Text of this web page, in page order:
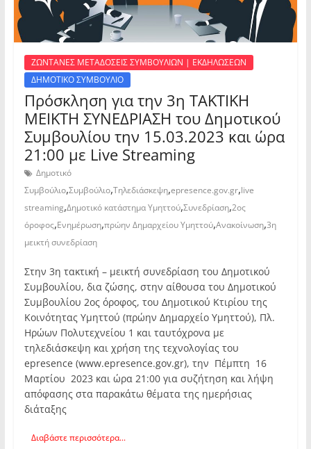
ΖΩΝΤΑΝΕΣ ΜΕΤΑΔΟΣΕΙΣ ΣΥΜΒΟΥΛΙΩΝ | ΕΚΔΗΛΩΣΕΩΝ
ΔΗΜΟΤΙΚΟ ΣΥΜΒΟΥΛΙΟ
Πρόσκληση για την 3η ΤΑΚΤΙΚΗ
ΜΕΙΚΤΗ ΣΥΝΕΔΡΙΑΣΗ του Δημοτικού
Συμβουλίου την 15.03.2023 και ώρα
21:00 με Live Streaming
Δημοτικό
Συμβούλιο,Συμβούλιο,Τηλεδιάσκεψη,epresence.gov.gr,live
streaming,Δημοτικό κατάστημα Υμηττού,Συνεδρίαση,2ος
όροφος,Ενημέρωση,πρώην Δημαρχείου Υμηττού,Ανακοίνωση,3η
μεικτή συνεδρίαση
Στην 3η τακτική – μεικτή συνεδρίαση του Δημοτικού
Συμβουλίου, δια ζώσης, στην αίθουσα του Δημοτικού
Συμβουλίου 2ος όροφος, του Δημοτικού Κτιρίου της
Κοινότητας Υμηττού (πρώην Δημαρχείο Υμηττού), Πλ.
Ηρώων Πολυτεχνείου 1 και ταυτόχρονα με
τηλεδιάσκεψη και χρήση της τεχνολογίας του
epresence (www.epresence.gov.gr), την Πέμπτη 16
Μαρτίου 2023 και ώρα 21:00 για συζήτηση και λήψη
απόφασης στα παρακάτω θέματα της ημερήσιας
διάταξης
Διαβάστε περισσότερα...